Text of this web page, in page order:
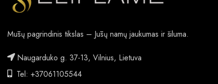
Mūsų pagrindinis tikslas – Jūsų namų jaukumas ir šiluma.
Naugarduko g. 37-13, Vilnius, Lietuva
Tel: +37061105544